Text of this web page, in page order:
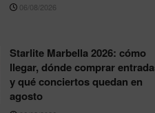
06/08/2026
Starlite Marbella 2026: cómo
llegar, dónde comprar
y qué conciertos quedan en
agosto